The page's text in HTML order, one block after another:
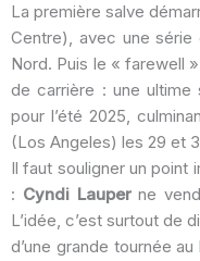
La première salve
Centre), avec une
Nord. Puis le « farewell »
de carrière : une ultime
pour l’été 2025,
(Los Angeles) les 29 et
Il faut souligner un point
: Cyndi Lauperne
L’idée, c’est surtout de
d’une grande tournée